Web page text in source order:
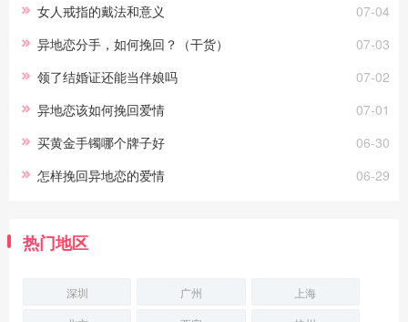
07-04
女人戒指的戴法和意义
07-03
异地恋分手，如何挽回？（干货）
07-02
领了结婚证还能当伴娘吗
07-01
异地恋该如何挽回爱情
06-30
买黄金手镯哪个牌子好
06-29
怎样挽回异地恋的爱情
热门地区
深圳 广州
上海